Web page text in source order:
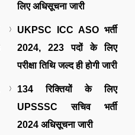
लिए अधिसूचना जारी
UKPSC ICC ASO भर्ती
2024, 223 पदों के लिए
परीक्षा तिथि जल्द ही होगी जारी
134 रिक्तियों के लिए
UPSSSC सचिव भर्ती
2024 अधिसूचना जारी